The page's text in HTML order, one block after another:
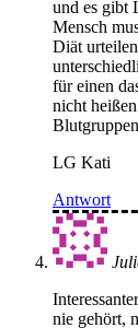
und es gibt
Mensch
Diät
für einen
nicht
LG Kati
Antwort
nie gehört,